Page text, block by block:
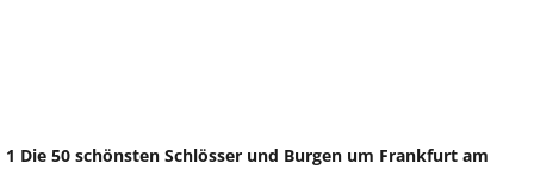
1 Die 50 schönsten Schlösser und Burgen um Frankfurt am